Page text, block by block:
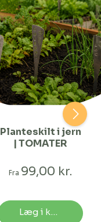
Planteskilt i jern
| TOMATER
Fra 99,00 kr.
Læg i kurv